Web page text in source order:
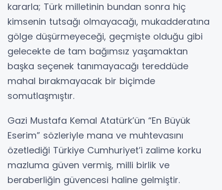
kararla; Türk milletinin bundan sonra hiç
kimsenin tutsağı olmayacağı, mukadderatına
gölge düşürmeyeceği, geçmişte olduğu gibi
gelecekte de tam bağımsız yaşamaktan
başka seçenek tanımayacağı tereddüde
mahal bırakmayacak bir biçimde
somutlaşmıştır.
Gazi Mustafa Kemal Atatürk’ün “En Büyük
Eserim” sözleriyle mana ve muhtevasını
özetlediği Türkiye Cumhuriyet’i zalime korku
mazluma güven vermiş, milli birlik ve
beraberliğin güvencesi haline gelmiştir.